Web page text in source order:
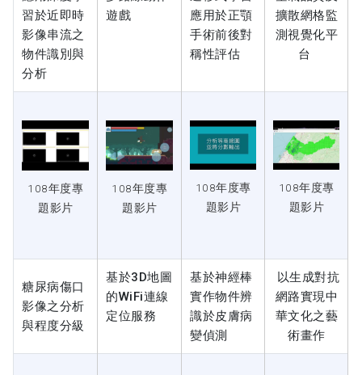
習於近即時
影像串流之
物件識別與
分析
遊戲
應用於正顎
手術前後對
稱性評估
擴散網格監
測視覺化平
台
108年度專
題影片
108年度專
題影片
108年度專
題影片
108年度專
題影片
糖尿病傷口
影像之分析
與程度分級
基於3D地圖
的WiFi連線
定位服務
基於神經棒
實作物件辨
識於皮膚病
變偵測
以生成對抗
網路實現中
華文化之藝
術畫作